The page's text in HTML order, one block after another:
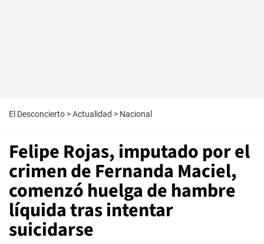
El Desconcierto >Actualidad > Nacional
Felipe Rojas, imputado por el
crimen de Fernanda Maciel,
comenzó huelga de hambre
líquida tras intentar
suicidarse